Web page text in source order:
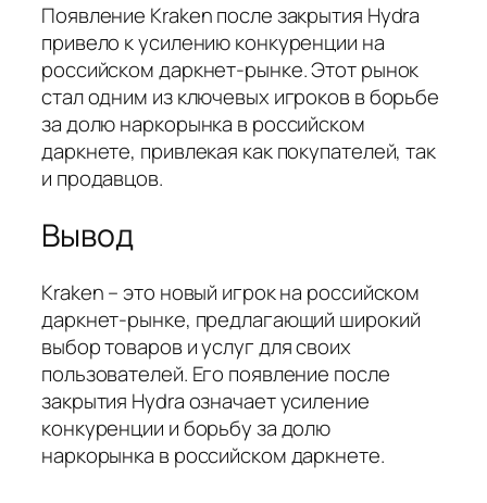
Появление Kraken после закрытия Hydra
привело к усилению конкуренции на
российском даркнет-рынке. Этот рынок
стал одним из ключевых игроков в борьбе
за долю наркорынка в российском
даркнете, привлекая как покупателей, так
и продавцов.
Вывод
Kraken – это новый игрок на российском
даркнет-рынке, предлагающий широкий
выбор товаров и услуг для своих
пользователей. Его появление после
закрытия Hydra означает усиление
конкуренции и борьбу за долю
наркорынка в российском даркнете.